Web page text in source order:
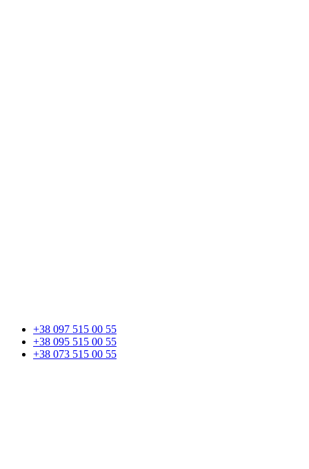
+38 097 515 00 55
+38 095 515 00 55
+38 073 515 00 55